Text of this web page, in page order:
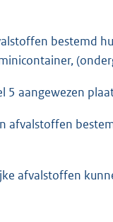
bestemd
5 aangewezen
afvalstoffen
afvalstoffen